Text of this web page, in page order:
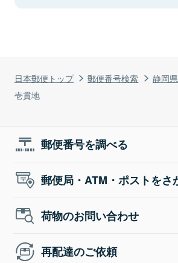
日本郵便トップ 郵便番号検索 静岡県
壱貫地
郵便番号を調べる
郵便局・ATM・ポストをさ
荷物のお問い合わせ
再配達のご依頼